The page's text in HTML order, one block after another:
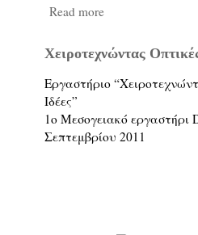
Read more
Χειροτεχνώντας
Εργαστήριο
Ιδέες”
1ο Μεσογειακό εργαστήρι
Σεπτεμβρίου 2011